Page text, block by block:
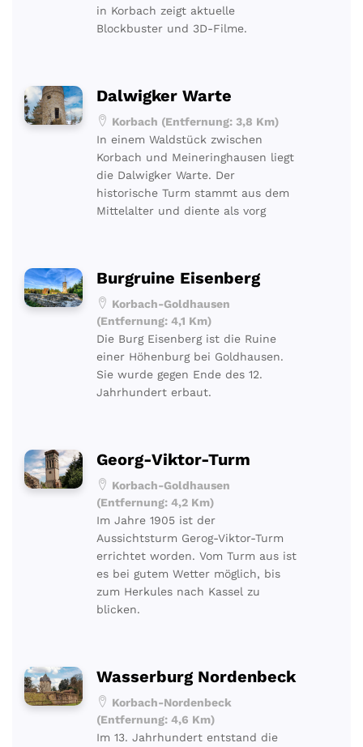
in Korbach zeigt aktuelle
Blockbuster und 3D-Filme.
Dalwigker Warte
Korbach (Entfernung: 3,8 Km)
In einem Waldstück zwischen
Korbach und Meineringhausen liegt
die Dalwigker Warte. Der
historische Turm stammt aus dem
Mittelalter und diente als vorg
Burgruine Eisenberg
Korbach-Goldhausen
(Entfernung: 4,1 Km)
Die Burg Eisenberg ist die Ruine
einer Höhenburg bei Goldhausen.
Sie wurde gegen Ende des 12.
Jahrhundert erbaut.
Georg-Viktor-Turm
Korbach-Goldhausen
(Entfernung: 4,2 Km)
Im Jahre 1905 ist der
Aussichtsturm Gerog-Viktor-Turm
errichtet worden. Vom Turm aus ist
es bei gutem Wetter möglich, bis
zum Herkules nach Kassel zu
blicken.
Wasserburg Nordenbeck
Korbach-Nordenbeck
(Entfernung: 4,6 Km)
Im 13. Jahrhundert entstand die